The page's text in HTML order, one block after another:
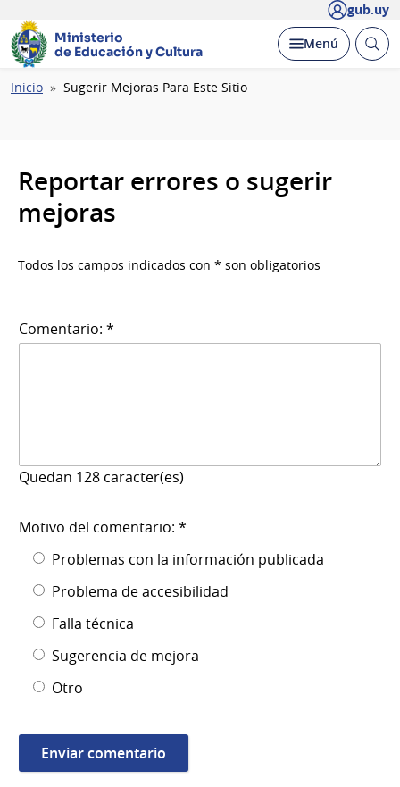
gub.uy
Ministerio
de Educación y Cultura
Desplegar
Menú Abrir
Ruta
Inicio Sugerir Mejoras Para Este Sitio
Reportar errores o sugerir
mejoras
Todos los campos indicados con * son obligatorios
Comentario: *
Quedan 128 caracter(es)
Motivo del comentario: *
Problemas con la información publicada
Problema de accesibilidad
Falla técnica
Sugerencia de mejora
Otro